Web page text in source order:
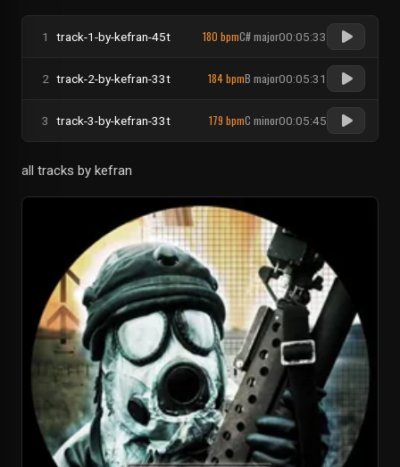
1 track-1-by-kefran-45t 180 bpmC# major00:05:33
2 track-2-by-kefran-33t 184 bpmB major00:05:31
3 track-3-by-kefran-33t 179 bpmC minor00:05:45
all tracks by kefran